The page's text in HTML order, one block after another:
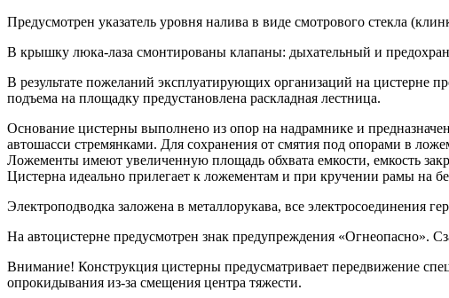
Предусмотрен указатель уровня налива в виде смотрового стекла
В крышку люка-лаза смонтированы клапаны: дыхательный и
В результате пожеланий эксплуатирующих организаций на цистерне
подъема на площадку предустановлена раскладная лестница.
Основание цистерны выполнено из опор на надрамнике и
автошасси стремянками. Для сохранения от смятия под опорами в
Ложементы имеют увеличенную площадь обхвата емкости, емкость
Цистерна идеально прилегает к ложементам и при кручении рамы на
Электроподводка заложена в металлорукава, все
На автоцистерне предусмотрен знак предупреждения «Огнеопасно».
Внимание! Конструкция цистерны предусматривает передвижение
опрокидывания из-за смещения центра тяжести.